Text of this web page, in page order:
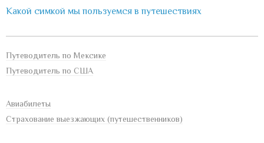
Какой симкой мы пользуемся в путешествиях
Путеводитель по Мексике
Путеводитель по США
Авиабилеты
Страхование выезжающих (путешественников)